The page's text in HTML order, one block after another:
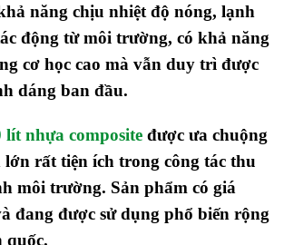
năng chịu nhiệt độ nóng, lạnh
động từ môi trường, có khả năng
cơ học cao mà vẫn duy trì được
dáng ban đầu.
lít nhựa composite được ưa chuộng
lớn rất tiện ích trong công tác thu
môi trường. Sản phẩm có giá
đang được sử dụng phổ biến rộng
quốc.